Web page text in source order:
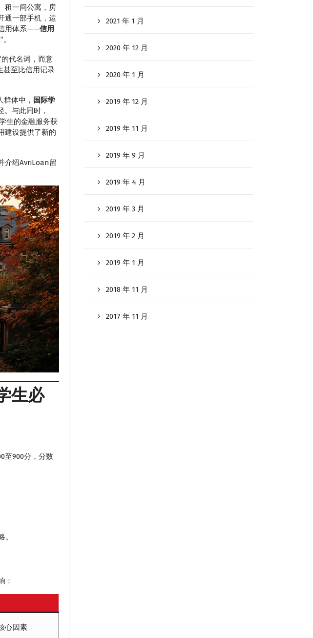
租一间公寓，房
通一部手机，运
用体系——信用
代名词，而意
甚至比信用记录
体中， 国际学
。与此同时，
生的金融服务获
建设提供了新的
介绍AvriLoan留
生必
至900分，分数
：
心因素
2021 年 1 月
2020 年 12 月
2020 年 1 月
2019 年 12 月
2019 年 11 月
2019 年 9 月
2019 年 4 月
2019 年 3 月
2019 年 2 月
2019 年 1 月
2018 年 11 月
2017 年 11 月